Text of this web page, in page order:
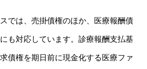
では、売掛債権のほか、医療報酬債
も対応しています。診療報酬支払基
債権を期日前に現金化する医療ファ